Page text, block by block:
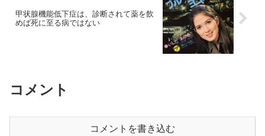
甲状腺機能低下症は、診断されて薬を飲
めば死に至る病ではない
コメント
コメントを書き込む